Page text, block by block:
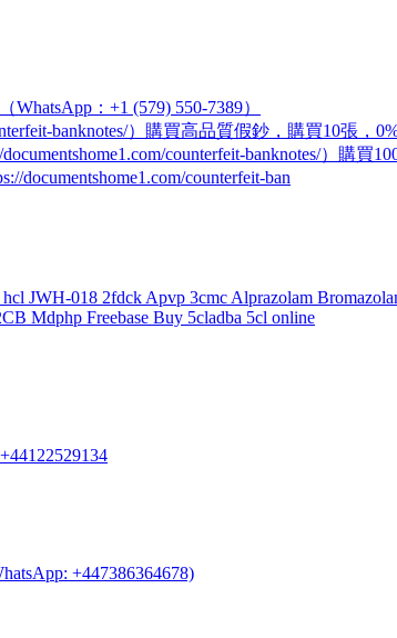
：+1 (579) 550-7389）
banknotes/）購買高品質假鈔，購買10張，
counterfeit-banknotes/）購買
documentshome1.com/counterfeit-ban
JWH-018 2fdck Apvp 3cmc Alprazolam
Mdphp Freebase Buy 5cladba 5cl online
+447386364678)